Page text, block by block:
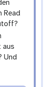
Read
aus
Und